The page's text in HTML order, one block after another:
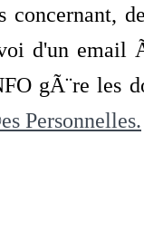
d'un
gÃ¨re les
Personnelles.